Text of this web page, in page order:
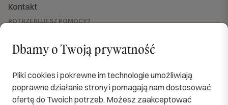
Kontakt
POTRZEBUJESZ POMOCY?
od PN do PT w godzinach od 8:00 do 16:00.
sklep@softimi.pl +48 570 571 060
OBSERWUJ NAS
Dbamy o Twoją prywatność
Pliki cookies i pokrewne im technologie umożliwiają
poprawne działanie strony i pomagają nam dostosować
ofertę do Twoich potrzeb. Możesz zaakceptować